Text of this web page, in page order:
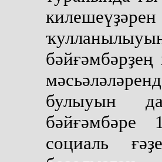
булыуын
социаль